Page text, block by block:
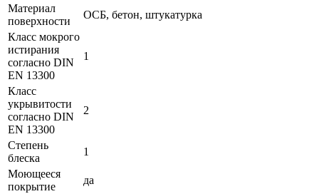
Материал
поверхности
ОСБ, бетон, штукатурка
Класс мокрого
истирания
согласно DIN
EN 13300
1
Класс
укрывитости
согласно DIN
EN 13300
2
Степень
блеска
1
Моющееся
покрытие
да